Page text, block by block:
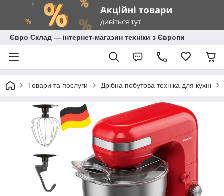
Євро Склад — інтернет-магазин техніки з Європи
Товари та послуги Дрібна побутова техніка для кухні